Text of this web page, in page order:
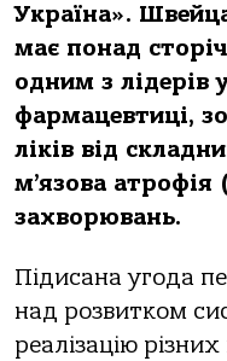
Україна».
має понад
одним з лідерів
фармацевтиці,
ліків від
м’язова
захворювань.
Підисана угода
над розвитком
реалізацію різних